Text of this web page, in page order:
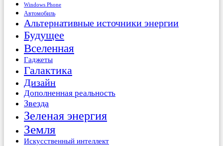
Windows Phone
Автомобиль
Альтернативные источники энергии
Будущее
Вселенная
Гаджеты
Галактика
Дизайн
Дополненная реальность
Звезда
Зеленая энергия
Земля
Искусственный интеллект